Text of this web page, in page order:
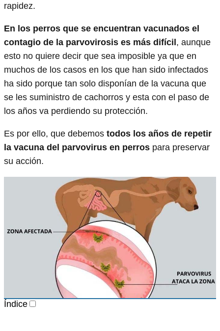
rapidez.
En los perros que se encuentran vacunados el
contagio de la parvovirosis es más difícil, aunque
esto no quiere decir que sea imposible ya que en
muchos de los casos en los que han sido infectados
ha sido porque tan solo disponían de la vacuna que
se les suministro de cachorros y esta con el paso de
los años va perdiendo su protección.
Es por ello, que debemos todos los años de repetir
la vacuna del parvovirus en perros para preservar
su acción.
Índice